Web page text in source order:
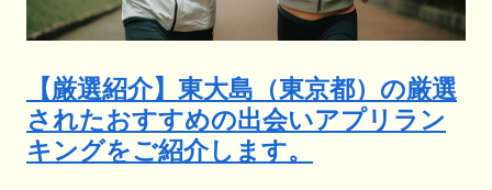
【厳選紹介】東大島（東京都）の厳選
されたおすすめの出会いアプリラン
キングをご紹介します。